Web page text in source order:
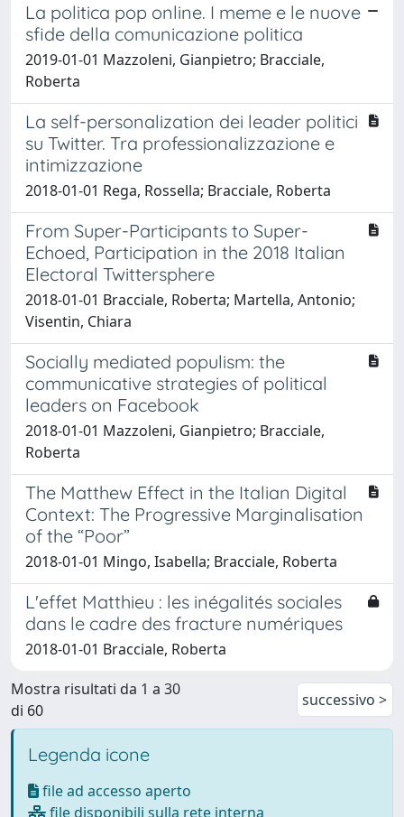
La politica pop online. I meme e le nuove
sfide della comunicazione politica
2019-01-01 Mazzoleni, Gianpietro; Bracciale,
Roberta
La self-personalization dei leader politici
su Twitter. Tra professionalizzazione e
intimizzazione
2018-01-01 Rega, Rossella; Bracciale, Roberta
From Super-Participants to Super-
Echoed, Participation in the 2018 Italian
Electoral Twittersphere
2018-01-01 Bracciale, Roberta; Martella, Antonio;
Visentin, Chiara
Socially mediated populism: the
communicative strategies of political
leaders on Facebook
2018-01-01 Mazzoleni, Gianpietro; Bracciale,
Roberta
The Matthew Effect in the Italian Digital
Context: The Progressive Marginalisation
of the “Poor”
2018-01-01 Mingo, Isabella; Bracciale, Roberta
L'effet Matthieu : les inégalités sociales
dans le cadre des fracture numériques
2018-01-01 Bracciale, Roberta
Mostra risultati da 1 a 30
di 60
successivo >
Legenda icone
file ad accesso aperto
file disponibili sulla rete interna